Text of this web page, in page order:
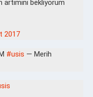
bekliyorum
2017
#usis — Merih